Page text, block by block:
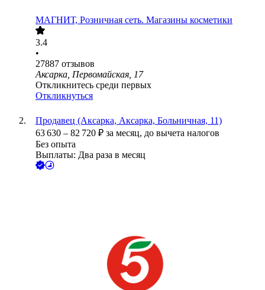
МАГНИТ, Розничная сеть. Магазины косметики
3.4
•
27887 отзывов
Аксарка, Первомайская, 17
Откликнитесь среди первых
Откликнуться
Продавец (Аксарка, Аксарка, Больничная, 11)
63 630 – 82 720 ₽ за месяц, до вычета налогов
Без опыта
Выплаты: Два раза в месяц